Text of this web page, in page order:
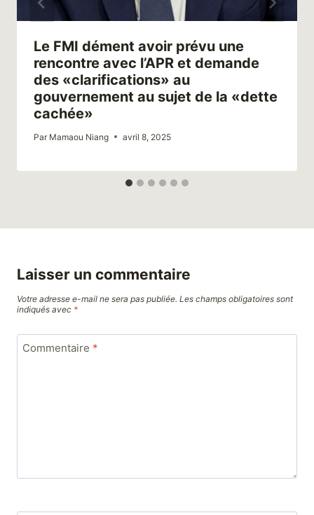
Le FMI dément avoir prévu une
rencontre avec l’APR et demande
des «clarifications» au
gouvernement au sujet de la «dette
cachée»
Par Mamaou Niang avril 8, 2025
Laisser un commentaire
Votre adresse e-mail ne sera pas publiée. Les champs obligatoires sont
indiqués avec *
Commentaire *